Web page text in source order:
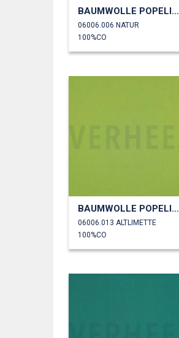
BAUMWOLLE POPELINE
06006.006 NATUR
100%CO
BAUMWOLLE POPELINE
06006.013 ALTLIMETTE
100%CO